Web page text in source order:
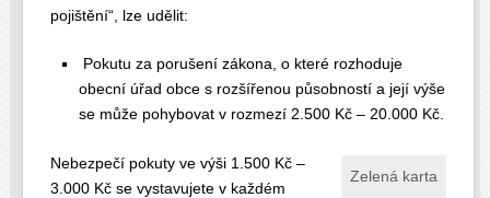
pojištění“, lze udělit:
Pokutu za porušení zákona, o které rozhoduje
obecní úřad obce s rozšířenou působností a její výše
se může pohybovat v rozmezí 2.500 Kč – 20.000 Kč.
Zelená karta
Nebezpečí pokuty ve výši 1.500 Kč –
3.000 Kč se vystavujete v každém